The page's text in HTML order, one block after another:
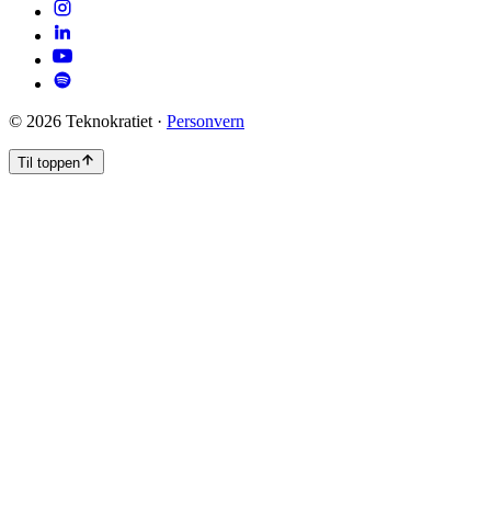
© 2026 Teknokratiet · Personvern
Til toppen